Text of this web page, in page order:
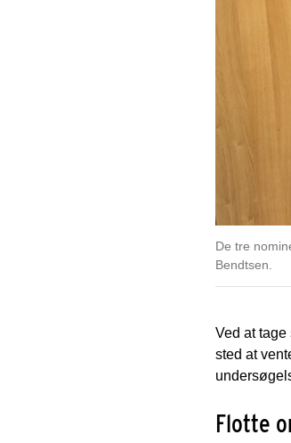
De tre
Bendtsen.
Ved at tage
sted at
Flotte